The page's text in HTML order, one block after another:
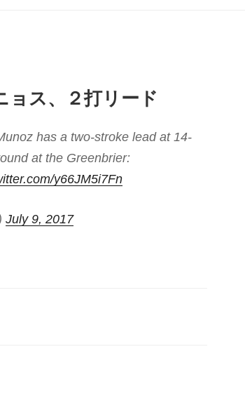
ョス、２打リード
has a two-stroke lead at 14-
at the Greenbrier:
y66JM5i7Fn
July 9, 2017